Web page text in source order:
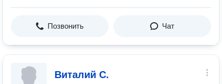
Позвонить Чат
Виталий С.